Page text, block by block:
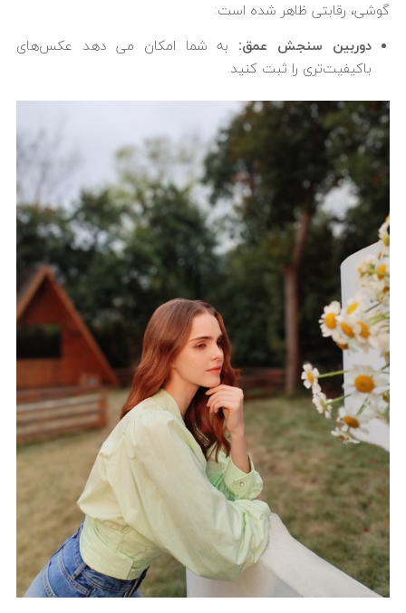
گوشی، رقابتی ظاهر شده است:
دوربین سنجش عمق: به شما امکان می دهد عکس‌های
باکیفیت‌تری را ثبت کنید.